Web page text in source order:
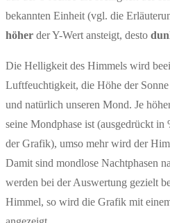
bekannten Einheit (vgl. die
höher der Y-Wert ansteigt, desto
Die Helligkeit des Himmels wird
Luftfeuchtigkeit, die Höhe der
und natürlich unseren Mond. Je
seine Mondphase ist (ausgedrückt in
der Grafik), umso mehr wird der
Damit sind mondlose Nachtphasen
werden bei der Auswertung gezielt
Himmel, so wird die Grafik mit